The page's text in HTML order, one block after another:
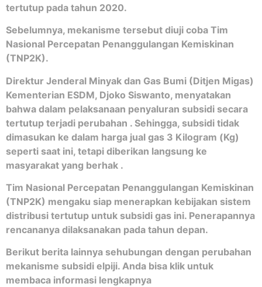
tertutup pada tahun 2020.
Sebelumnya, mekanisme tersebut diuji coba Tim
Nasional Percepatan Penanggulangan Kemiskinan
(TNP2K).
Direktur Jenderal Minyak dan Gas Bumi (Ditjen Migas)
Kementerian ESDM, Djoko Siswanto, menyatakan
bahwa dalam pelaksanaan penyaluran subsidi secara
tertutup terjadi perubahan . Sehingga, subsidi tidak
dimasukan ke dalam harga jual gas 3 Kilogram (Kg)
seperti saat ini, tetapi diberikan langsung ke
masyarakat yang berhak .
Tim Nasional Percepatan Penanggulangan Kemiskinan
(TNP2K) mengaku siap menerapkan kebijakan sistem
distribusi tertutup untuk subsidi gas ini. Penerapannya
rencananya dilaksanakan pada tahun depan.
Berikut berita lainnya sehubungan dengan perubahan
mekanisme subsidi elpiji. Anda bisa klik untuk
membaca informasi lengkapnya